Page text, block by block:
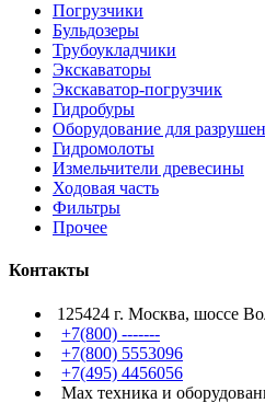
Погрузчики
Бульдозеры
Трубоукладчики
Экскаваторы
Экскаватор-погрузчик
Гидробуры
Оборудование для
Гидромолоты
Измельчители древесины
Ходовая часть
Фильтры
Прочее
Контакты
125424 г. Москва, шоссе
+7(800) -------
+7(800) 5553096
+7(495) 4456056
Max техника и